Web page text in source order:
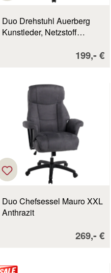
Duo Drehstuhl Auerberg
Kunstleder, Netzstoff
199,- €
Duo Chefsessel Mauro XXL
Anthrazit
269,- €